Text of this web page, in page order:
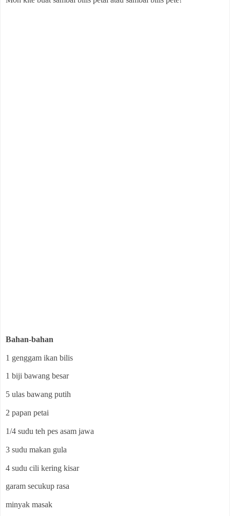
Bahan-bahan
1 genggam ikan bilis
1 biji bawang besar
5 ulas bawang putih
2 papan petai
1/4 sudu teh pes asam jawa
3 sudu makan gula
4 sudu cili kering kisar
garam secukup rasa
minyak masak